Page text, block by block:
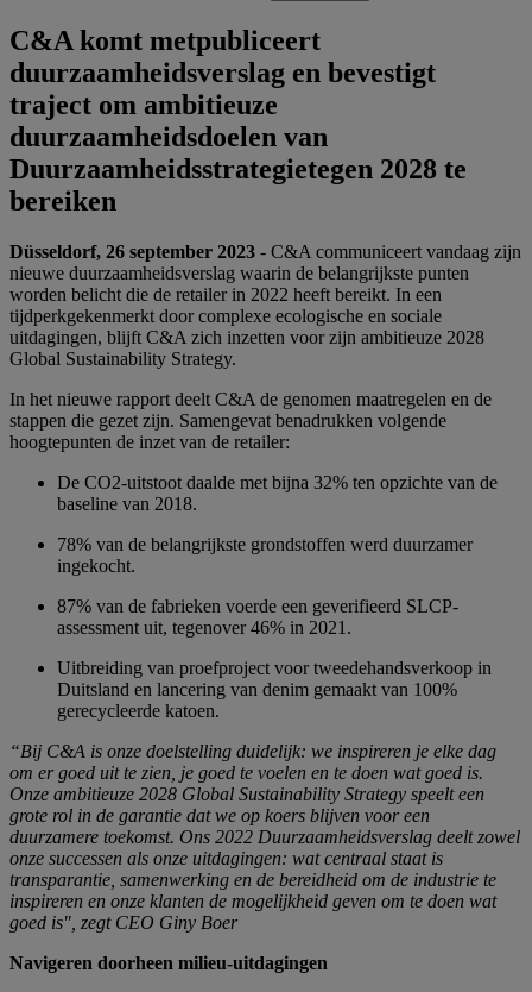
C&A komt metpubliceert
duurzaamheidsverslag en bevestigt
traject om ambitieuze
duurzaamheidsdoelen van
Duurzaamheidsstrategietegen 2028 te
bereiken
Düsseldorf, 26 september 2023 - C&A communiceert vandaag zijn
nieuwe duurzaamheidsverslag waarin de belangrijkste punten
worden belicht die de retailer in 2022 heeft bereikt. In een
tijdperkgekenmerkt door complexe ecologische en sociale
uitdagingen, blijft C&A zich inzetten voor zijn ambitieuze 2028
Global Sustainability Strategy.
In het nieuwe rapport deelt C&A de genomen maatregelen en de
stappen die gezet zijn. Samengevat benadrukken volgende
hoogtepunten de inzet van de retailer:
De CO2-uitstoot daalde met bijna 32% ten opzichte van de
baseline van 2018.
78% van de belangrijkste grondstoffen werd duurzamer
ingekocht.
87% van de fabrieken voerde een geverifieerd SLCP-
assessment uit, tegenover 46% in 2021.
Uitbreiding van proefproject voor tweedehandsverkoop in
Duitsland en lancering van denim gemaakt van 100%
gerecycleerde katoen.
“Bij C&A is onze doelstelling duidelijk: we inspireren je elke dag
om er goed uit te zien, je goed te voelen en te doen wat goed is.
Onze ambitieuze 2028 Global Sustainability Strategy speelt een
grote rol in de garantie dat we op koers blijven voor een
duurzamere toekomst. Ons 2022 Duurzaamheidsverslag deelt zowel
onze successen als onze uitdagingen: wat centraal staat is
transparantie, samenwerking en de bereidheid om de industrie te
inspireren en onze klanten de mogelijkheid geven om te doen wat
goed is", zegt CEO Giny Boer
Navigeren doorheen milieu-uitdagingen